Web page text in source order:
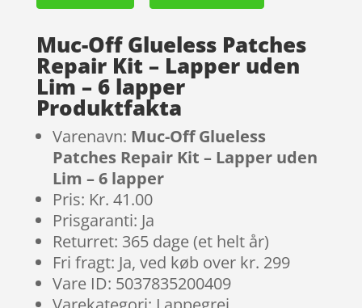
Muc-Off Glueless Patches
Repair Kit – Lapper uden
Lim – 6 lapper
Produktfakta
Varenavn: Muc-Off Glueless
Patches Repair Kit – Lapper uden
Lim – 6 lapper
Pris: Kr. 41.00
Prisgaranti: Ja
Returret: 365 dage (et helt år)
Fri fragt: Ja, ved køb over kr. 299
Vare ID: 5037835200409